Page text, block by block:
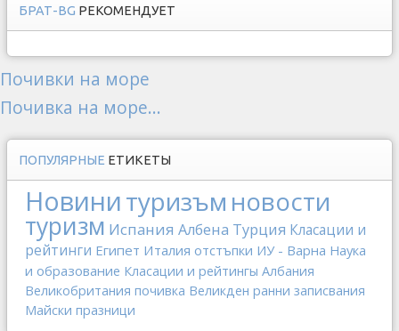
БРАТ-BG РЕКОМЕНДУЕТ
Почивки на море
Почивка на море...
ПОПУЛЯРНЫЕ ЕТИКЕТЫ
Новинитуризъм новости
туризм Испания Албена Турция Класации и
рейтинги Египет Италия отстъпки ИУ - Варна Наука
и образование Класации и рейтингы Албания
Великобритания почивка Великден ранни записвания
Майски празници